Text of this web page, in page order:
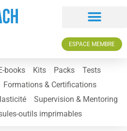
ESPACE MEMBRE
books Kits Packs
Tests
Formations & Certifications
Supervision & Mentoring
outils imprimables